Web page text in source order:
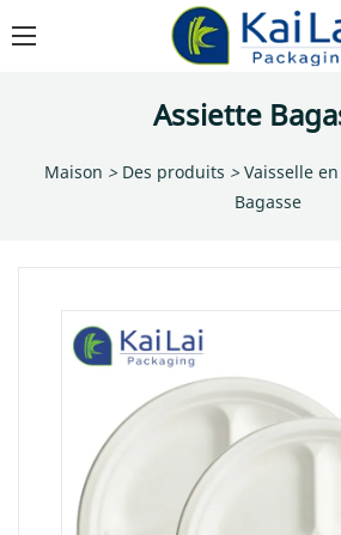
Assiette
Maison > Des produits > Vaisselle
Bagasse